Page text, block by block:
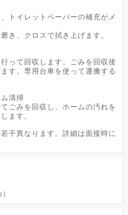
トイレットペーパーの補充がメ
き、クロスで拭き上げます。
って回収します。ごみを回収後
す。専用台車を使って運搬する
清掃
ごみを回収し、ホームの汚れを
ます。
干異なります。詳細は面接時に